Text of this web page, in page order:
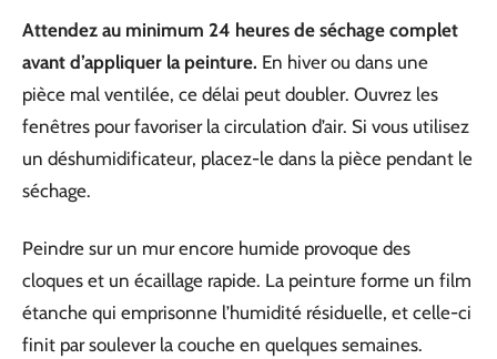
Attendez au minimum 24 heures de séchage complet
avant d’appliquer la peinture. En hiver ou dans une
pièce mal ventilée, ce délai peut doubler. Ouvrez les
fenêtres pour favoriser la circulation d’air. Si vous utilisez
un déshumidificateur, placez-le dans la pièce pendant le
séchage.
Peindre sur un mur encore humide provoque des
cloques et un écaillage rapide. La peinture forme un film
étanche qui emprisonne l’humidité résiduelle, et celle-ci
finit par soulever la couche en quelques semaines.